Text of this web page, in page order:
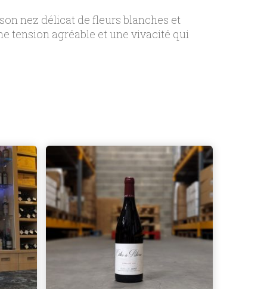
nez délicat de fleurs blanches et
tension agréable et une vivacité qui